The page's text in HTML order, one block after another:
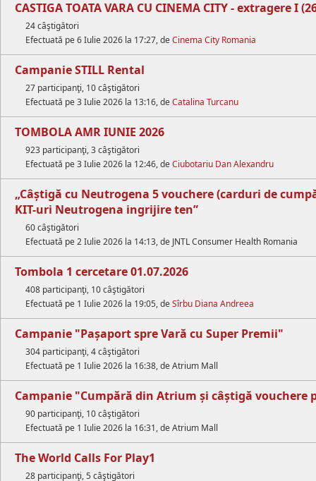
CASTIGA TOATA VARA CU CINEMA CITY - extragere I
24 câştigători
Efectuată pe 6 Iulie 2026 la 17:27, deCinema City Romania
Campanie STILL Rental
27 participanţi, 10 câştigători
Efectuată pe 3 Iulie 2026 la 13:16, deCatalina Turcanu
TOMBOLA AMR IUNIE 2026
923 participanţi, 3 câştigători
Efectuată pe 3 Iulie 2026 la 12:46, deCiubotariu Dan Alexandru
„Câștigă cu Neutrogena 5 vouchere (carduri de
KIT-uri Neutrogena ingrijire ten”
60 câştigători
Efectuată pe 2 Iulie 2026 la 14:13, de JNTL Consumer Health Romania
Tombola 1 cercetare 01.07.2026
408 participanţi, 10 câştigători
Efectuată pe 1 Iulie 2026 la 19:05, deSîrbu Diana Andreea
Campanie "Pașaport spre Vară cu Super Premii"
304 participanţi, 4 câştigători
Efectuată pe 1 Iulie 2026 la 16:38, de Atrium Mall
Campanie "Cumpără din Atrium și câștigă vouchere
90 participanţi, 10 câştigători
Efectuată pe 1 Iulie 2026 la 16:31, de Atrium Mall
The World Calls For Play1
28 participanţi, 5 câştigători